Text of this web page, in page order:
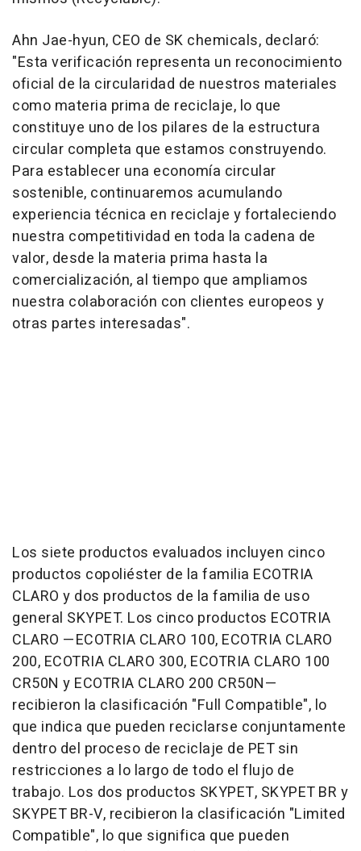
Ahn Jae-hyun, CEO de SK chemicals, declaró:
"Esta verificación representa un reconocimiento
oficial de la circularidad de nuestros materiales
como materia prima de reciclaje, lo que
constituye uno de los pilares de la estructura
circular completa que estamos construyendo.
Para establecer una economía circular
sostenible, continuaremos acumulando
experiencia técnica en reciclaje y fortaleciendo
nuestra competitividad en toda la cadena de
valor, desde la materia prima hasta la
comercialización, al tiempo que ampliamos
nuestra colaboración con clientes europeos y
otras partes interesadas".
Los siete productos evaluados incluyen cinco
productos copoliéster de la familia ECOTRIA
CLARO y dos productos de la familia de uso
general SKYPET. Los cinco productos ECOTRIA
CLARO —ECOTRIA CLARO 100, ECOTRIA CLARO
200, ECOTRIA CLARO 300, ECOTRIA CLARO 100
CR50N y ECOTRIA CLARO 200 CR50N—
recibieron la clasificación "Full Compatible", lo
que indica que pueden reciclarse conjuntamente
dentro del proceso de reciclaje de PET sin
restricciones a lo largo de todo el flujo de
trabajo. Los dos productos SKYPET, SKYPET BR y
SKYPET BR-V, recibieron la clasificación "Limited
Compatible", lo que significa que pueden